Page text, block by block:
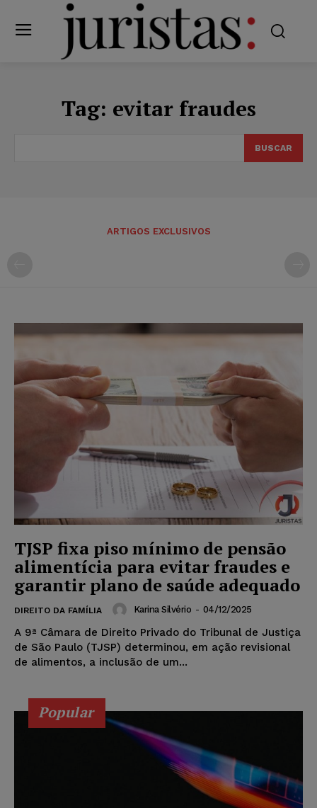
Tag: evitar fraudes
BUSCAR
ARTIGOS EXCLUSIVOS
TJSP fixa piso mínimo de pensão
alimentícia para evitar fraudes e
garantir plano de saúde adequado
DIREITO DA FAMÍLIA Karina Silvério - 04/12/2025
A 9ª Câmara de Direito Privado do Tribunal de Justiça
de São Paulo (TJSP) determinou, em ação revisional
de alimentos, a inclusão de um...
Popular